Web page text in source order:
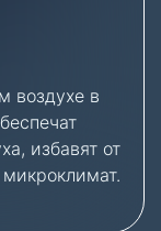
воздухе в
избавят от